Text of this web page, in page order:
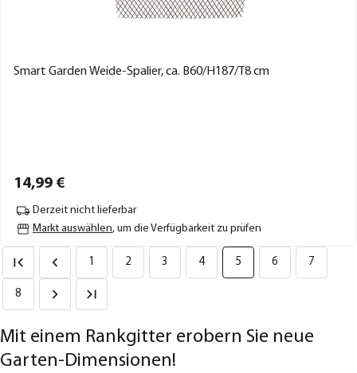
Smart Garden Weide-Spalier, ca. B60/H187/T8 cm
14,99 €
Derzeit nicht lieferbar
Markt auswählen, um die Verfügbarkeit zu prüfen
1 2 3 4 5 6 7
8
Mit einem Rankgitter erobern Sie neue
Garten-Dimensionen!